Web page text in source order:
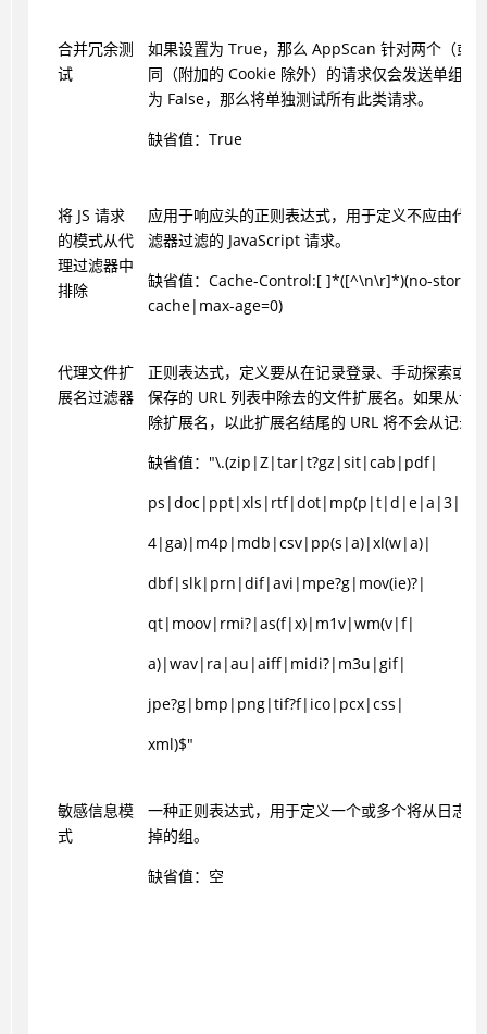
合并冗余测
试
如果设置为 True，那么 AppScan 针对两个（或
同（附加的 Cookie 除外）的请求仅会发送单组测
为 False，那么将单独测试所有此类请求。
缺省值：True
将 JS 请求
的模式从代
理过滤器中
排除
应用于响应头的正则表达式，用于定义不应由代
滤器过滤的 JavaScript 请求。
缺省值：Cache-Control:[ ]*([^\n\r]*)(no-
cache|max-age=0)
代理文件扩
展名过滤器
正则表达式，定义要从在记录登录、手动探索或
保存的 URL 列表中除去的文件扩展名。如果从该
除扩展名，以此扩展名结尾的 URL 将不会从记录
缺省值："\.(zip|Z|tar|t?gz|sit|cab|pdf|
ps|doc|ppt|xls|rtf|dot|mp(p|t|d|e|a|3|
4|ga)|m4p|mdb|csv|pp(s|a)|xl(w|a)|
dbf|slk|prn|dif|avi|mpe?g|mov(ie)?|
qt|moov|rmi?|as(f|x)|m1v|wm(v|f|
a)|wav|ra|au|aiff|midi?|m3u|gif|
jpe?g|bmp|png|tif?f|ico|pcx|css|
xml)$"
敏感信息模
式
一种正则表达式，用于定义一个或多个将从日志
掉的组。
缺省值：空